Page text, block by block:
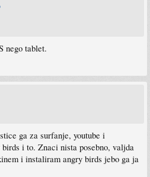
nego tablet.
ga za surfanje, youtube i
i to. Znaci nista posebno, valjda
i instaliram angry birds jebo ga ja